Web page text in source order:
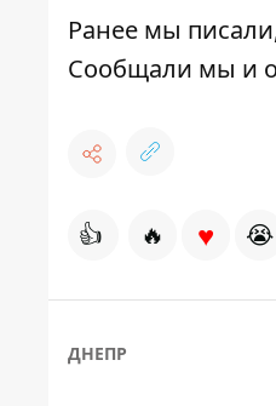
Ранее мы
Сообщали мы и
👍 🔥 ♥ 😭
ДНЕПР